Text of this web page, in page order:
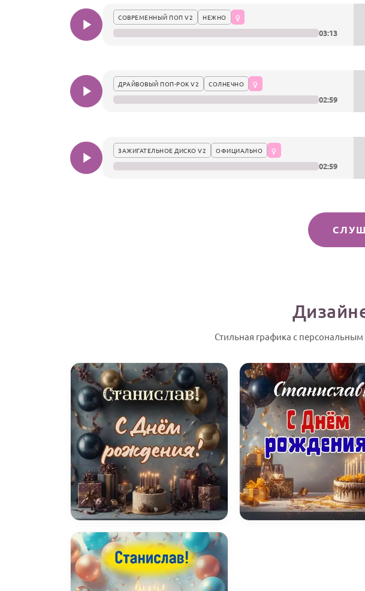
СОВРЕМЕННЫЙ ПОП V2 НЕЖНО
03:13
ДРАЙВОВЫЙ ПОП-РОК V2 СОЛНЕЧНО
02:59
ЗАЖИГАТЕЛЬНОЕ ДИСКО V2 ОФИЦИАЛЬНО
02:59
Стильная графика с